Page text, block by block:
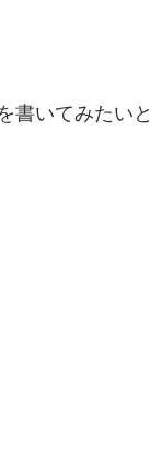
書いてみたいと